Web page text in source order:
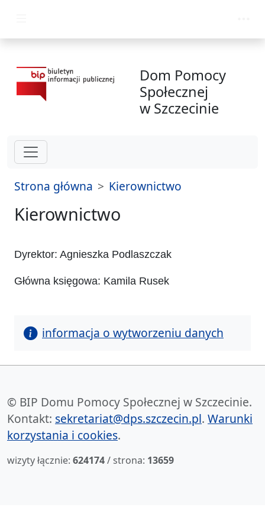
Dom Pomocy
Społecznej
w Szczecinie
Strona główna Kierownictwo
Kierownictwo
Dyrektor: Agnieszka Podlaszczak
Główna księgowa: Kamila Rusek
informacja o wytworzeniu danych
© BIP Domu Pomocy Społecznej w Szczecinie.
Kontakt: sekretariat@dps.szczecin.pl. Warunki
korzystania i cookies.
wizyty łącznie: 624174/ strona: 13659